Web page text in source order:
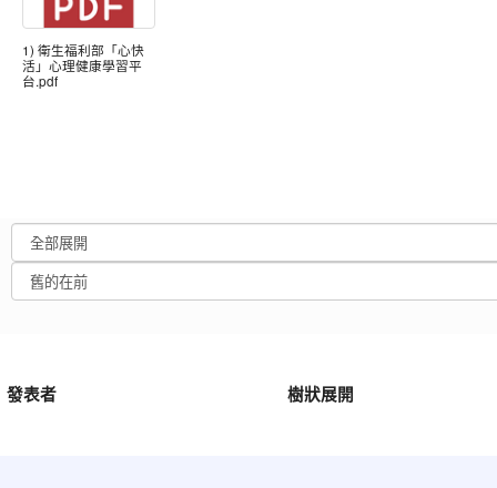
1) 衛生福利部「心快
活」心理健康學習平
台.pdf
發表者 樹狀展開